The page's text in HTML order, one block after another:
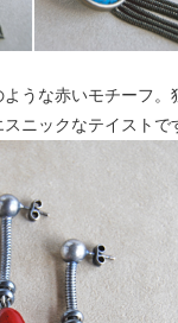
うな赤いモチーフ。
ニックなテイストで